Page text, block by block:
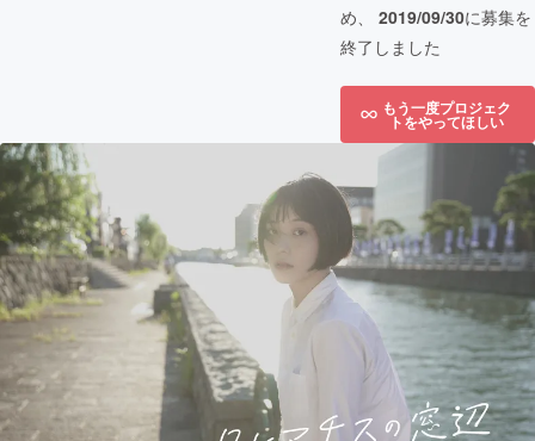
め、 2019/09/30に募集を
終了しました
もう一度プロジェク
トをやってほしい